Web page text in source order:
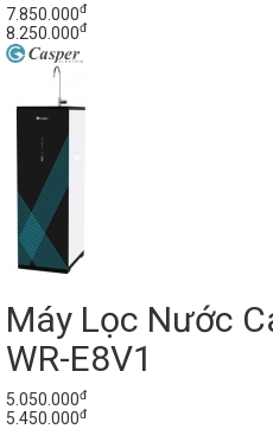
7.850.000đ
8.250.000đ
Máy Lọc Nước
WR-E8V1
5.050.000đ
5.450.000đ